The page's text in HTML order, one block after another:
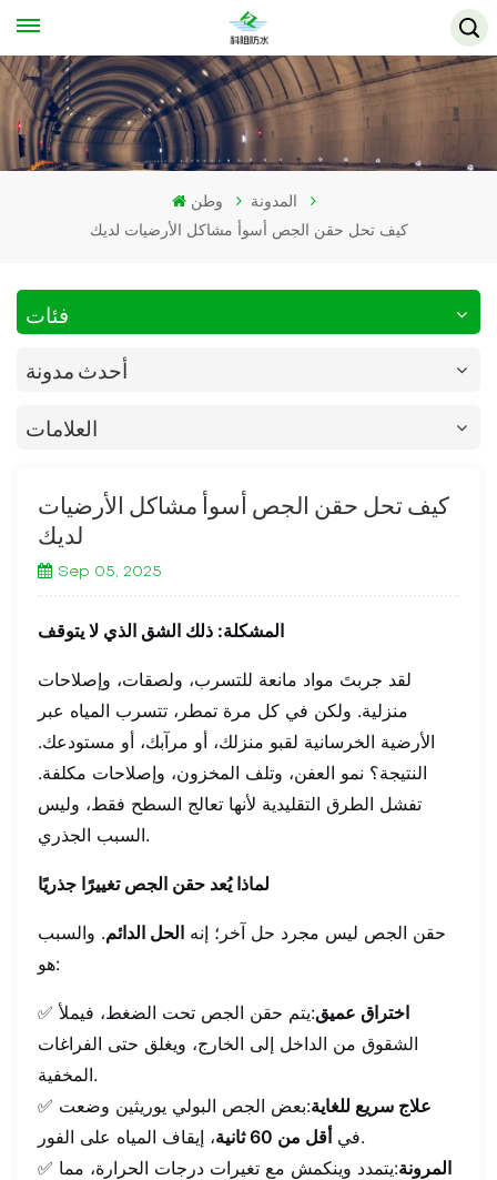
وطن
المدونة
كيف تحل حقن الجص أسوأ مشاكل الأرضيات لديك
فئات
أحدث مدونة
العلامات
كيف تحل حقن الجص أسوأ مشاكل الأرضيات
لديك
Sep 05, 2025
المشكلة: ذلك الشق الذي لا يتوقف
لقد جربتَ مواد مانعة للتسرب، ولصقات، وإصلاحات
منزلية. ولكن في كل مرة تمطر، تتسرب المياه عبر
الأرضية الخرسانية لقبو منزلك، أو مرآبك، أو مستودعك.
النتيجة؟ نمو العفن، وتلف المخزون، وإصلاحات مكلفة.
تفشل الطرق التقليدية لأنها تعالج السطح فقط، وليس
السبب الجذري.
لماذا يُعد حقن الجص تغييرًا جذريًا
حقن الجص ليس مجرد حل آخر؛ إنه الحل الدائم. والسبب
هو:
✅ اختراق عميق:يتم حقن الجص تحت الضغط، فيملأ
الشقوق من الداخل إلى الخارج، ويغلق حتى الفراغات
المخفية.
✅
علاج سريع للغاية:بعض الجص البولي يوريثين وضعت
فيأقل من 60 ثانية
، إيقاف المياه على الفور.
✅
المرونة:يتمدد وينكمش مع تغيرات درجات الحرارة، مما